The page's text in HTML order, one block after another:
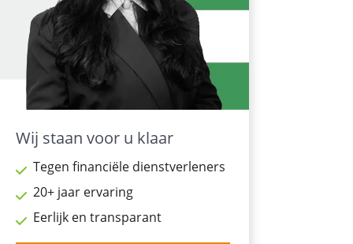
Wij staan voor u klaar
Tegen financiële dienstverleners
20+ jaar ervaring
Eerlijk en transparant